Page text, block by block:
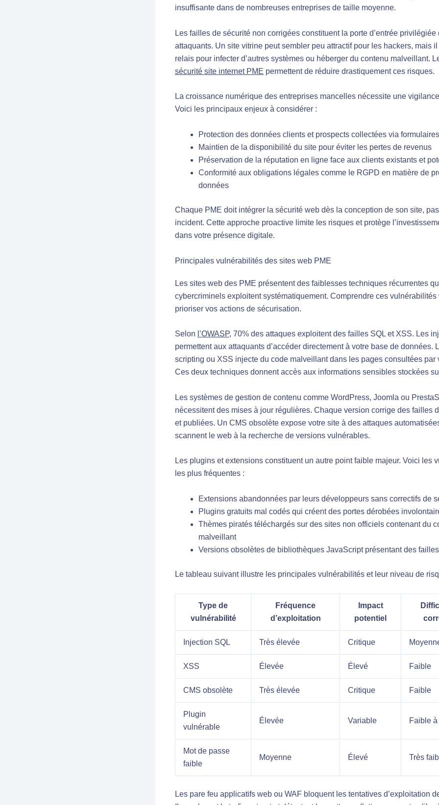
insuffisante dans de nombreuses entreprises de taille moyenne.
Les failles de sécurité non corrigées constituent la porte d’entrée privilégiée
attaquants. Un site vitrine peut sembler peu attractif pour les hackers, mais
relais pour infecter d’autres systèmes ou héberger du contenu malveillant.
sécurité site internet PME permettent de réduire drastiquement ces risques.
La croissance numérique des entreprises mancelles nécessite une
Voici les principaux enjeux à considérer :
Protection des données clients et prospects collectées via
Maintien de la disponibilité du site pour éviter les pertes de revenus
Préservation de la réputation en ligne face aux clients existants et
Conformité aux obligations légales comme le RGPD en matière de
données
Chaque PME doit intégrer la sécurité web dès la conception de son site,
incident. Cette approche proactive limite les risques et protège
dans votre présence digitale.
Principales vulnérabilités des sites web PME
Les sites web des PME présentent des faiblesses techniques récurrentes
cybercriminels exploitent systématiquement. Comprendre ces vulnérabilités
prioriser vos actions de sécurisation.
Selon l’OWASP, 70% des attaques exploitent des failles SQL et XSS. Les
permettent aux attaquants d’accéder directement à votre base de données.
scripting ou XSS injecte du code malveillant dans les pages consultées par
Ces deux techniques donnent accès aux informations sensibles stockées
Les systèmes de gestion de contenu comme WordPress, Joomla ou
nécessitent des mises à jour régulières. Chaque version corrige des failles
et publiées. Un CMS obsolète expose votre site à des attaques
scannent le web à la recherche de versions vulnérables.
Les plugins et extensions constituent un autre point faible majeur. Voici les
les plus fréquentes :
Extensions abandonnées par leurs développeurs sans correctifs de
Plugins gratuits mal codés qui créent des portes dérobées
Thèmes piratés téléchargés sur des sites non officiels contenant du
malveillant
Versions obsolètes de bibliothèques JavaScript présentant des
Le tableau suivant illustre les principales vulnérabilités et leur niveau de
Type de
vulnérabilité
Fréquence
d’exploitation
Impact
potentiel
Injection SQL Très élevée Critique
XSS Élevée Élevé Faible
CMS obsolète Très élevée Critique Faible
Plugin
vulnérable
Élevée Variable Faible
Mot de passe
faible
Moyenne Élevé Très
Les pare feu applicatifs web ou WAF bloquent les tentatives d’exploitation